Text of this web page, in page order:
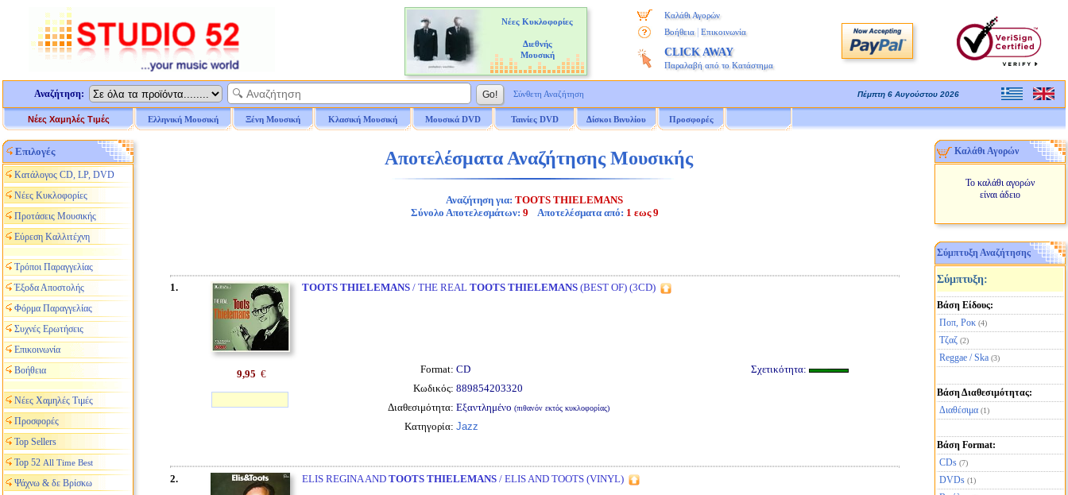
Νέες Κυκλοφορίες
Διεθνής
Μουσική
Καλάθι Αγορών
Βοήθεια
Επικοινωνία
CLICK AWAY
Παραλαβή από το Κατάστημα
Αναζήτηση: Σύνθετη Αναζήτηση Πέμπτη 6 Αυγούστου 2026
Νέες Χαμηλές Τιμές Ελληνική Μουσική Ξένη Μουσική Κλασική Μουσική Μουσικά DVD Ταινίες DVD Δίσκοι Βινυλίου Προσφορές
Επιλογές
Κατάλογος CD, LP, DVD
Νέες Κυκλοφορίες
Προτάσεις Μουσικής
Εύρεση Καλλιτέχνη
Τρόποι Παραγγελίας
Έξοδα Αποστολής
Φόρμα Παραγγελίας
Συχνές Ερωτήσεις
Επικοινωνία
Βοήθεια
Νέες Χαμηλές Τιμές
Προσφορές
Top Sellers
Top 52 All Time Best
Ψάχνω & δε Βρίσκω
Αποτελέσματα Αναζήτησης Μουσικής
Αναζήτηση για: TOOTS THIELEMANS
Σύνολο Αποτελεσμάτων: 9 Αποτελέσματα από: 1 εως 9
1. TOOTS THIELEMANS/ THE REAL TOOTS THIELEMANS(BEST OF) (3CD)
9,95 € Format: CD
Σχετικότητα:
Κωδικός: 889854203320
Διαθεσιμότητα: Εξαντλημένο (πιθανόν εκτός κυκλοφορίας)
Κατηγορία: Jazz
2. ELIS REGINA AND TOOTS THIELEMANS/ ELIS AND TOOTS (VINYL)
Καλάθι Αγορών
Το καλάθι αγορών
είναι άδειο
Σύμπτυξη Αναζήτησης
Σύμπτυξη:
Βάση Είδους:
Ποπ, Ροκ (4)
Τζαζ (2)
Reggae / Ska (3)
Βάση Διαθεσιμότητας:
Διαθέσιμα (1)
Βάση Format:
CDs (7)
DVDs (1)